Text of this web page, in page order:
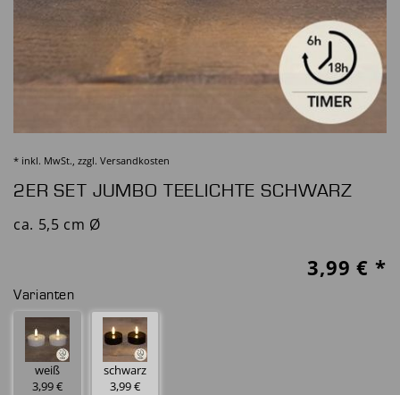
* inkl. MwSt., zzgl. Versandkosten
2ER SET JUMBO TEELICHTE SCHWARZ
ca. 5,5 cm Ø
3,99 € *
Varianten
weiß
3,99 €
schwarz
3,99 €